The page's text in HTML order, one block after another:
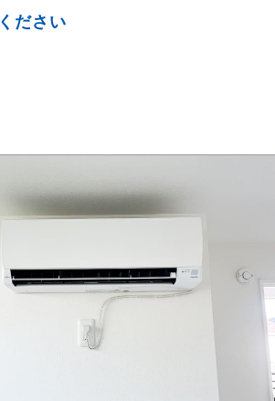
ださい